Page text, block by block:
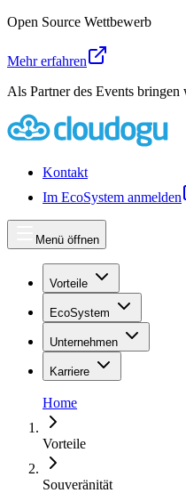
Open Source Wettbewerb
Mehr erfahren
Als Partner des Events
Kontakt
Im EcoSystem anmelden
Menü öffnen
Vorteile
EcoSystem
Unternehmen
Karriere
Home
Vorteile
Souveränität